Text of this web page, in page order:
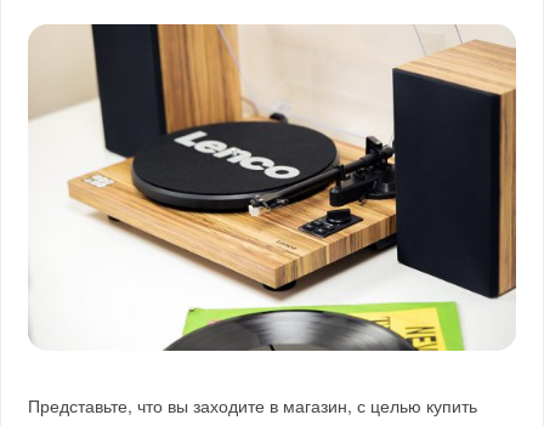
Представьте, что вы заходите в магазин, с целью купить